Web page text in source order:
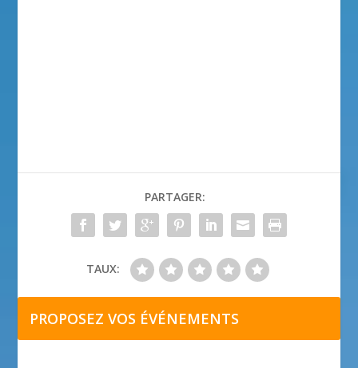
PARTAGER:
TAUX:
PROPOSEZ VOS ÉVÉNEMENTS